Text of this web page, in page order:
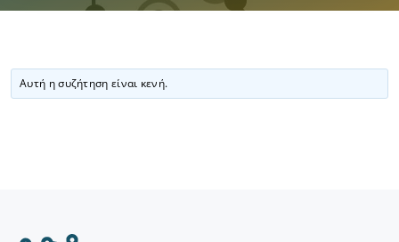
Αυτή η συζήτηση είναι κενή.